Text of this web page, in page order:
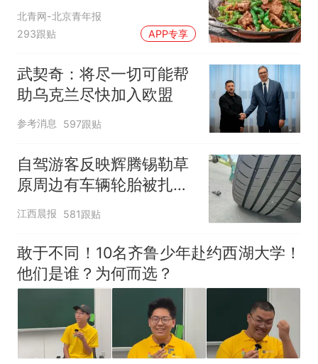
北青网-北京青年报
293跟贴
APP专享
武契奇：将尽一切可能帮
助乌克兰尽快加入欧盟
参考消息 597跟贴
自驾游客反映辉腾锡勒草
原周边有车辆轮胎被扎，
修理店铺换胎价格高达千
元，官方发布情况通报
江西晨报 581跟贴
敢于不同！10名齐鲁少年赴约西湖大学！
他们是谁？为何而选？